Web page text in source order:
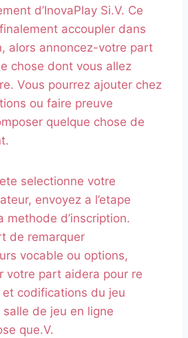
d’InovaPlay Si.V. Ce
accoupler dans
alors annoncez-votre part
chose dont vous allez
Vous pourrez ajouter chez
ou faire preuve
quelque chose de
selectionne votre
envoyez a l’etape
methode d’inscription.
de remarquer
vocable ou options,
votre part aidera pour re
codifications du jeu
salle de jeu en ligne
que.V.